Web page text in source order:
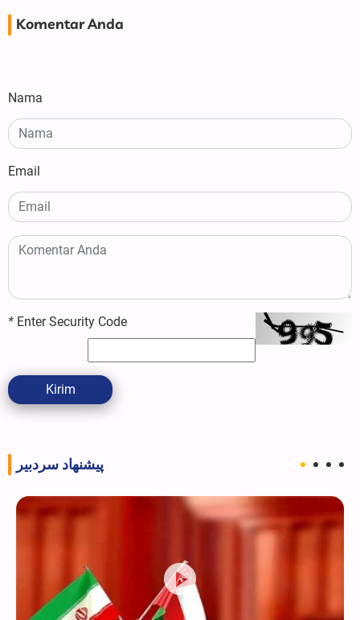
Komentar Anda
Nama
Email
* Enter Security Code
Kirim
پیشنهاد سردبیر